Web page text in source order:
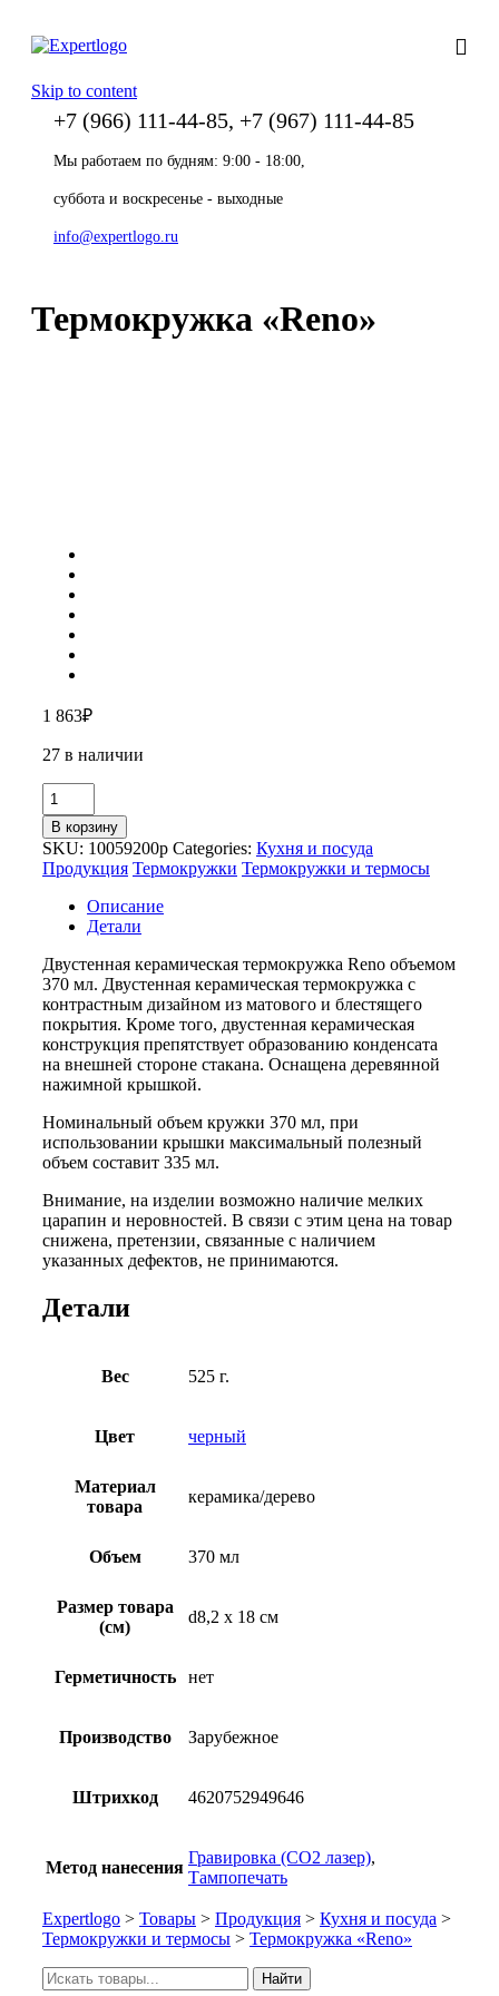
Skip to content
+7 (966) 111-44-85, +7 (967) 111-44-85
Мы работаем по будням: 9:00 - 18:00,
суббота и воскресенье - выходные
info@expertlogo.ru
Термокружка «Reno»
1 863₽
27 в наличии
Количество
товара
Термокружка
«Reno»
В корзину
SKU: 10059200p Categories: Кухня и посуда
Продукция Термокружки Термокружки и термосы
Описание
Детали
Двустенная керамическая термокружка Reno объемом
370 мл. Двустенная керамическая термокружка с
контрастным дизайном из матового и блестящего
покрытия. Кроме того, двустенная керамическая
конструкция препятствует образованию конденсата
на внешней стороне стакана. Оснащена деревянной
нажимной крышкой.
Номинальный объем кружки 370 мл, при
использовании крышки максимальный полезный
объем составит 335 мл.
Внимание, на изделии возможно наличие мелких
царапин и неровностей. В связи с этим цена на товар
снижена, претензии, связанные с наличием
указанных дефектов, не принимаются.
Детали
Вес 525 г.
Цвет черный
Материал
товара
керамика/дерево
Объем 370 мл
Размер товара
(см)
d8,2 x 18 см
Герметичность нет
Производство Зарубежное
Штрихкод 4620752949646
Метод нанесения
Гравировка (CO2 лазер),
Тампопечать
Expertlogo > Товары > Продукция > Кухня и посуда >
Термокружки и термосы > Термокружка «Reno»
Искать:
Найти